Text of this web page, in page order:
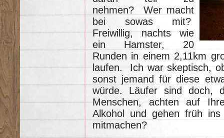
nehmen? Wer macht
bei sowas mit?
Freiwillig, nachts wie
ein Hamster, 20
Runden in einem 2,11km
laufen. Ich war skeptisch,
sonst jemand für diese
würde. Läufer sind doch,
Menschen, achten auf
Alkohol und gehen früh
mitmachen?